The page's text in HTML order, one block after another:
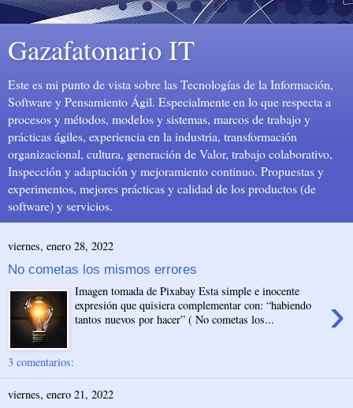
Gazafatonario IT
Este es mi punto de vista sobre las Tecnologías de la Información,
Software y Pensamiento Ágil. Especialmente en lo que respecta a
procesos y métodos, modelos y sistemas, marcos de trabajo y
prácticas ágiles, experiencia en la industria, transformación
organizacional, cultura, generación de Valor, trabajo colaborativo,
Inspección y adaptación y mejoramiento continuo. Propuestas y
experimentos, mejores prácticas y calidad de los productos (de
software) y servicios.
viernes, enero 28, 2022
No cometas los mismos errores
›
Imagen tomada de Pixabay Esta simple e inocente
expresión que quisiera complementar con: “habiendo
tantos nuevos por hacer” ( No cometas los...
3 comentarios:
viernes, enero 21, 2022